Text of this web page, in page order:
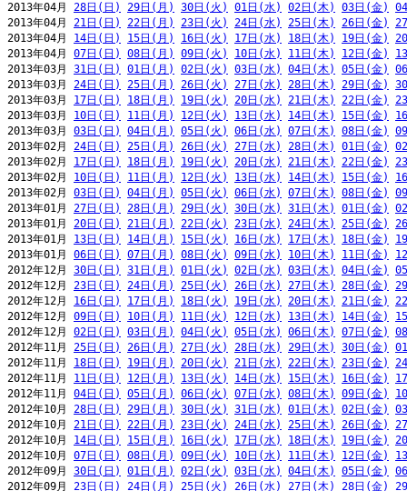
2013年04月 28日(日) 29日(月) 30日(火) 01日(水) 02日(木) 03日(金)
2013年04月 21日(日) 22日(月) 23日(火) 24日(水) 25日(木) 26日(金)
2013年04月 14日(日) 15日(月) 16日(火) 17日(水) 18日(木) 19日(金)
2013年04月 07日(日) 08日(月) 09日(火) 10日(水) 11日(木) 12日(金)
2013年03月 31日(日) 01日(月) 02日(火) 03日(水) 04日(木) 05日(金)
2013年03月 24日(日) 25日(月) 26日(火) 27日(水) 28日(木) 29日(金)
2013年03月 17日(日) 18日(月) 19日(火) 20日(水) 21日(木) 22日(金)
2013年03月 10日(日) 11日(月) 12日(火) 13日(水) 14日(木) 15日(金)
2013年03月 03日(日) 04日(月) 05日(火) 06日(水) 07日(木) 08日(金)
2013年02月 24日(日) 25日(月) 26日(火) 27日(水) 28日(木) 01日(金)
2013年02月 17日(日) 18日(月) 19日(火) 20日(水) 21日(木) 22日(金)
2013年02月 10日(日) 11日(月) 12日(火) 13日(水) 14日(木) 15日(金)
2013年02月 03日(日) 04日(月) 05日(火) 06日(水) 07日(木) 08日(金)
2013年01月 27日(日) 28日(月) 29日(火) 30日(水) 31日(木) 01日(金)
2013年01月 20日(日) 21日(月) 22日(火) 23日(水) 24日(木) 25日(金)
2013年01月 13日(日) 14日(月) 15日(火) 16日(水) 17日(木) 18日(金)
2013年01月 06日(日) 07日(月) 08日(火) 09日(水) 10日(木) 11日(金)
2012年12月 30日(日) 31日(月) 01日(火) 02日(水) 03日(木) 04日(金)
2012年12月 23日(日) 24日(月) 25日(火) 26日(水) 27日(木) 28日(金)
2012年12月 16日(日) 17日(月) 18日(火) 19日(水) 20日(木) 21日(金)
2012年12月 09日(日) 10日(月) 11日(火) 12日(水) 13日(木) 14日(金)
2012年12月 02日(日) 03日(月) 04日(火) 05日(水) 06日(木) 07日(金)
2012年11月 25日(日) 26日(月) 27日(火) 28日(水) 29日(木) 30日(金)
2012年11月 18日(日) 19日(月) 20日(火) 21日(水) 22日(木) 23日(金)
2012年11月 11日(日) 12日(月) 13日(火) 14日(水) 15日(木) 16日(金)
2012年11月 04日(日) 05日(月) 06日(火) 07日(水) 08日(木) 09日(金)
2012年10月 28日(日) 29日(月) 30日(火) 31日(水) 01日(木) 02日(金)
2012年10月 21日(日) 22日(月) 23日(火) 24日(水) 25日(木) 26日(金)
2012年10月 14日(日) 15日(月) 16日(火) 17日(水) 18日(木) 19日(金)
2012年10月 07日(日) 08日(月) 09日(火) 10日(水) 11日(木) 12日(金)
2012年09月 30日(日) 01日(月) 02日(火) 03日(水) 04日(木) 05日(金)
2012年09月 23日(日) 24日(月) 25日(火) 26日(水) 27日(木) 28日(金)